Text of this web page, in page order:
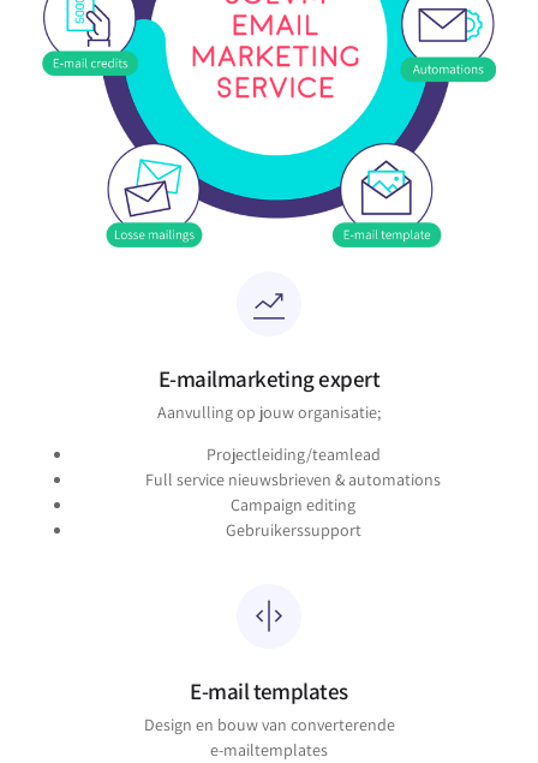
E-mailmarketing expert
Aanvulling op jouw organisatie;
Projectleiding/teamlead
Full service nieuwsbrieven & automations
Campaign editing
Gebruikerssupport
E-mail templates
Design en bouw van converterende
e-mailtemplates